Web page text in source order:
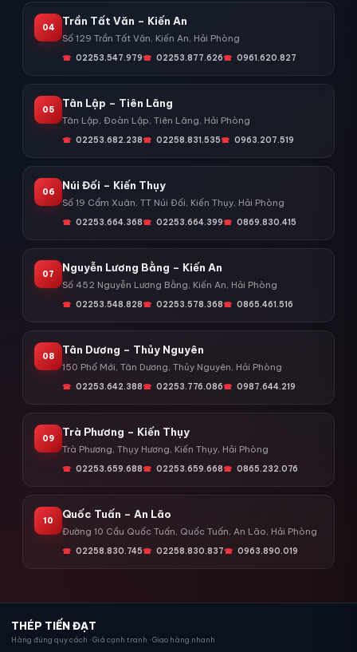
04
Trần Tất Văn – Kiến An
Số 129 Trần Tất Văn, Kiến An, Hải Phòng
02253.547.979 02253.877.626 0961.620.827
05
Tân Lập – Tiên Lãng
Tân Lập, Đoàn Lập, Tiên Lãng, Hải Phòng
02253.682.238 02258.831.535 0963.207.519
06
Núi Đối – Kiến Thụy
Số 19 Cẩm Xuân, TT Núi Đối, Kiến Thụy, Hải Phòng
02253.664.368 02253.664.399 0869.830.415
07
Nguyễn Lương Bằng – Kiến An
Số 452 Nguyễn Lương Bằng, Kiến An, Hải Phòng
02253.548.828 02253.578.368 0865.461.516
08
Tân Dương – Thủy Nguyên
150 Phố Mới, Tân Dương, Thủy Nguyên, Hải Phòng
02253.642.388 02253.776.086 0987.644.219
09
Trà Phương – Kiến Thụy
Trà Phương, Thụy Hương, Kiến Thụy, Hải Phòng
02253.659.688 02253.659.668 0865.232.076
10
Quốc Tuấn – An Lão
Đường 10 Cầu Quốc Tuấn, Quốc Tuấn, An Lão, Hải Phòng
02258.830.745 02258.830.837 0963.890.019
THÉP TIẾN ĐẠT
Hàng đúng quy cách · Giá cạnh tranh · Giao hàng nhanh